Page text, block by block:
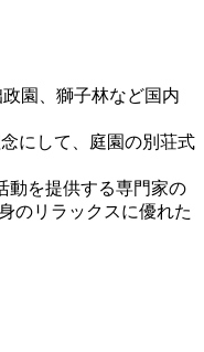
園、獅子林など国内
にして、庭園の別荘式
動を提供する専門家の
のリラックスに優れた